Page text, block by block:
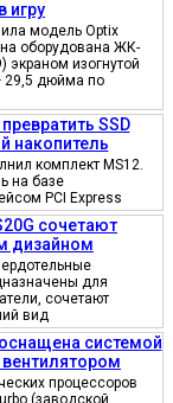
игру
модель Optix
оборудована ЖК-
изогнутой
29,5 дюйма по
SSD
накопитель
комплект MS12.
на базе
PCI Express
сочетают
дизайном
для
сочетают
вид
системой
процессоров
(заводской